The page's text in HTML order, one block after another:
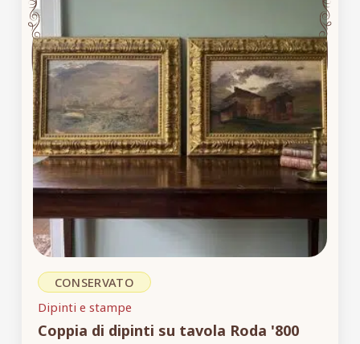
CONSERVATO
Dipinti e stampe
Coppia di dipinti su tavola Roda '800